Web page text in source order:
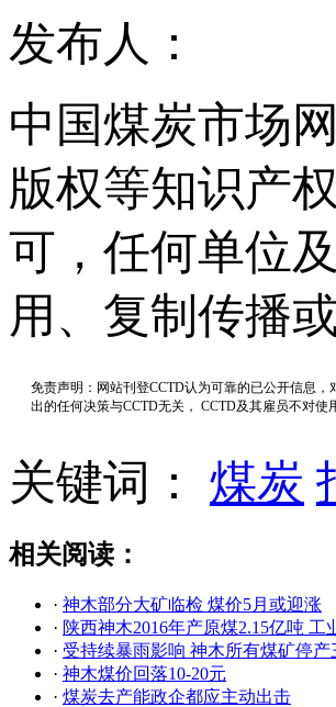
发布人：
中国煤炭市场
版权等知识产
可，任何单位
用、复制传播
免责声明：网站刊登CCTD认为可靠的已公开信息
出的任何决策与CCTD无关， CCTD及其雇员不对
关键词： 煤炭
相关阅读：
· 神木部分大矿临检 煤价5月或迎涨
· 陕西神木2016年产原煤2.15亿吨 工
· 受持续暴雨影响 神木所有煤矿停产
· 神木煤价回落10-20元
· 煤炭去产能政企都应主动出击